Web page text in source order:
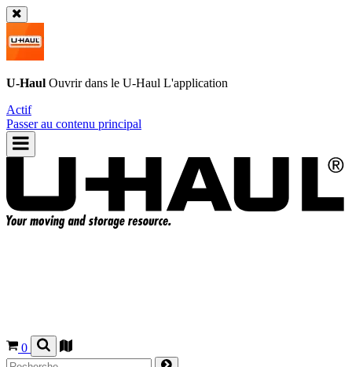
U-Haul Ouvrir dans le U-Haul L'application
Actif
Passer au contenu principal
0